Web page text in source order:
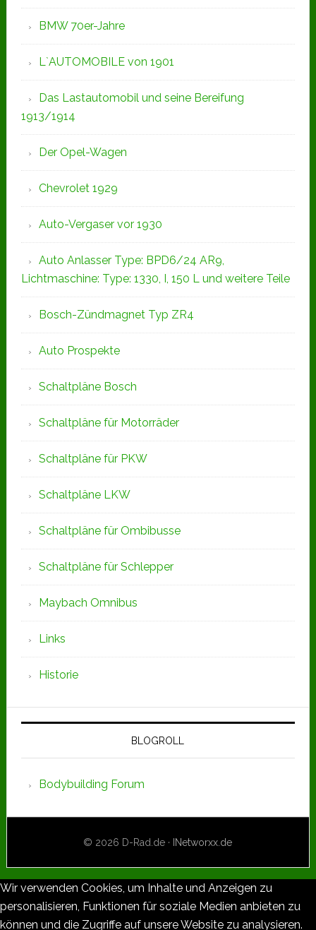
BMW 70er-Jahre
L`AUTOMOBILE von 1901
Das Lastautomobil und seine Bereifung
1913/1914
Der Opel-Wagen
Chevrolet 1929
Auto-Vergaser vor 1930
Auto Anlasser Type: BPD6/24 AR9,
Lichtmaschine: Type: 1330, I, 150 L und weitere Teile
Bosch-Zündmagnet Typ ZR4
Auto Prospekte
Schaltpläne Bosch
Schaltpläne für Motorräder
Schaltpläne für PKW
Schaltpläne LKW
Schaltpläne für Ombibusse
Schaltpläne für Schlepper
Maybach Omnibus
Links
Historie
BLOGROLL
Bodybuilding Forum
© 2026 D-Rad.de · INetworxx.de
Wir verwenden Cookies, um Inhalte und Anzeigen zu
personalisieren, Funktionen für soziale Medien anbieten zu
können und die Zugriffe auf unsere Website zu analysieren.